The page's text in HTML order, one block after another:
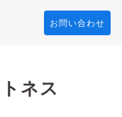
お問い合わせ
ネス